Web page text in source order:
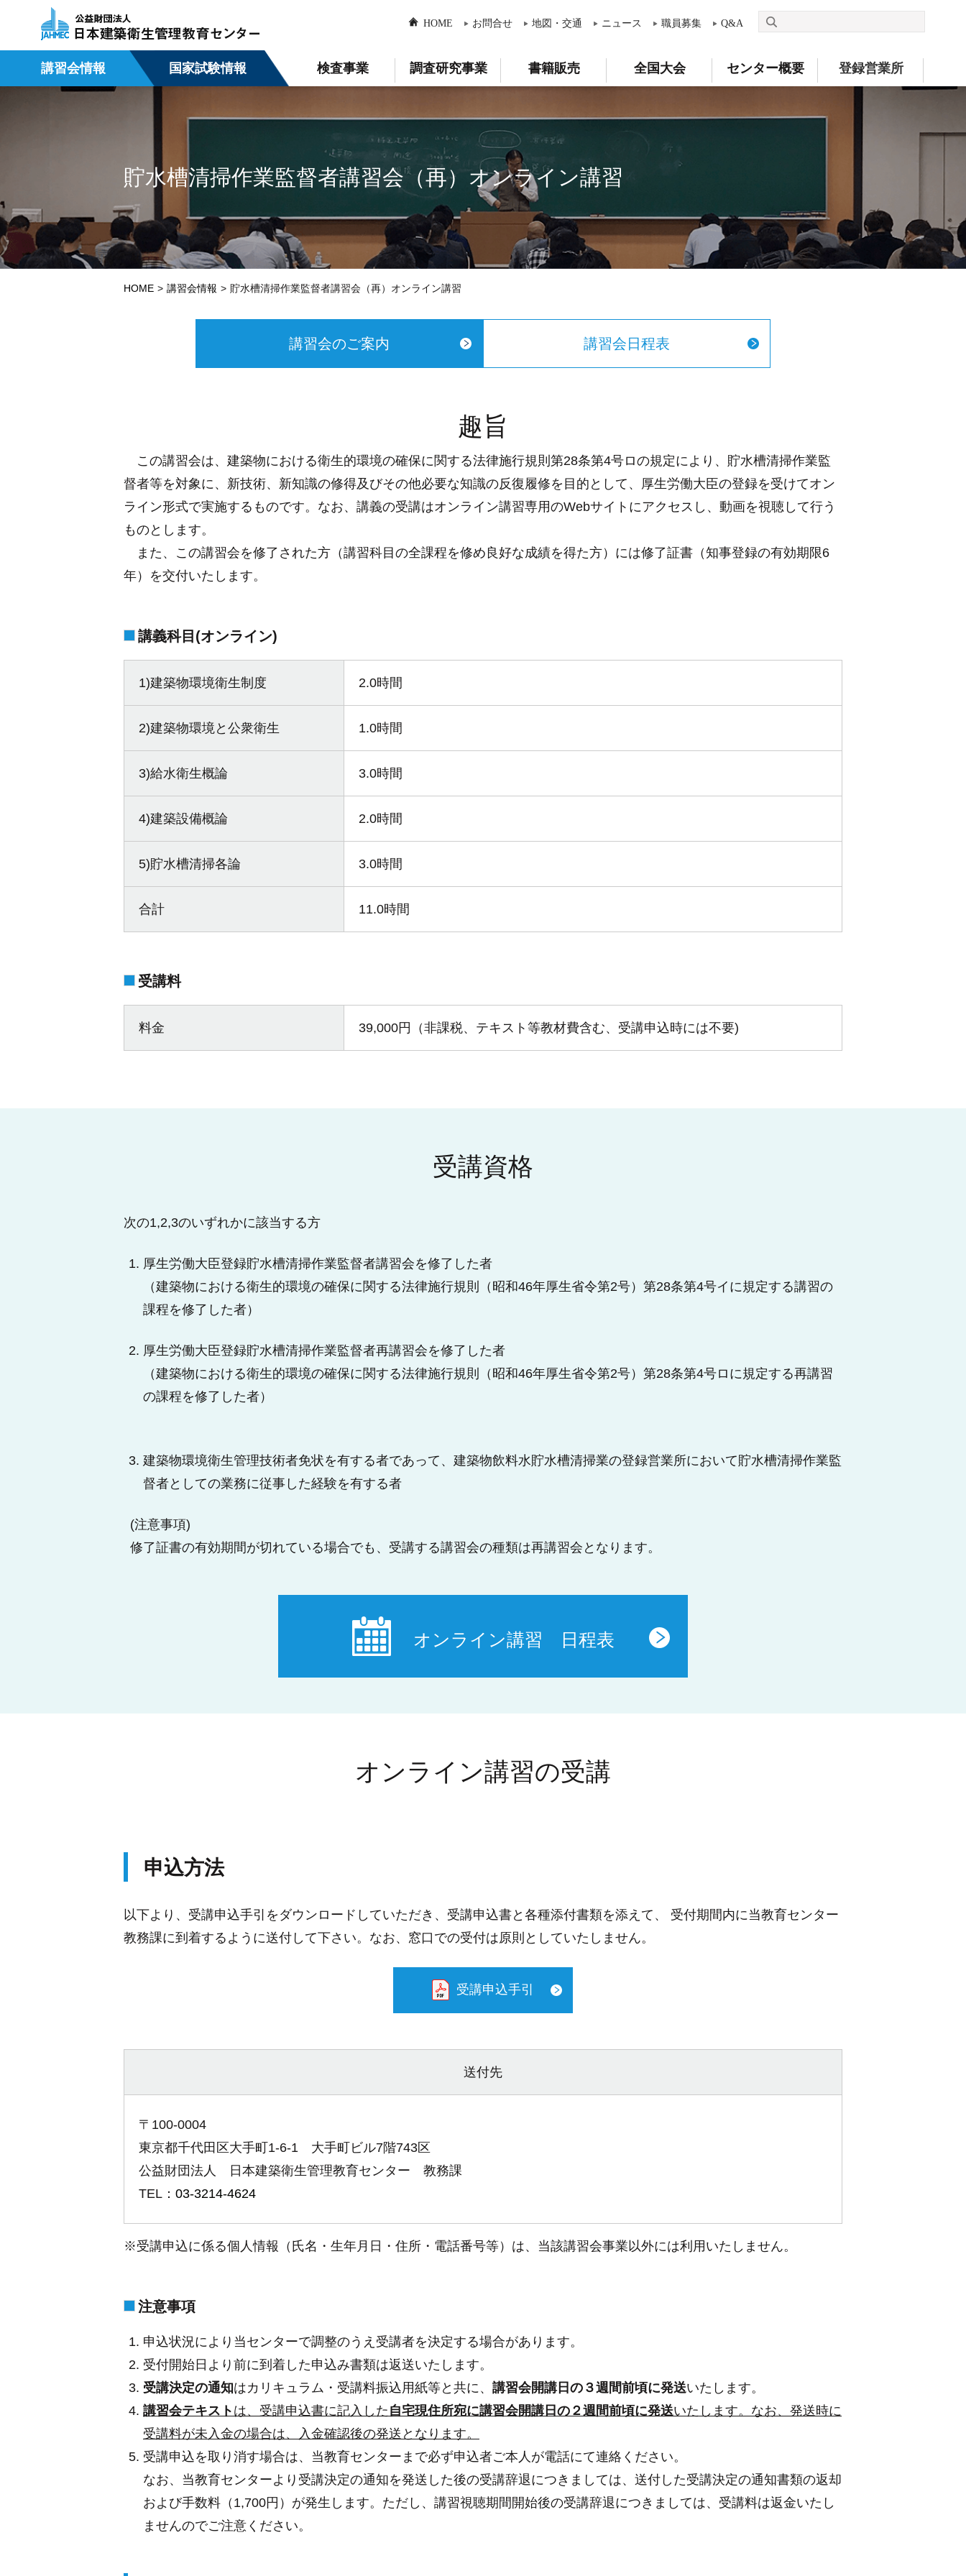
HOME お問合せ 地図・交通 ニュース 職員募集 Q&A
講習会情報 国家試験情報 検査事業 調査研究事業 書籍販売 全国大会 センター概要 登録営業所
貯水槽清掃作業監督者講習会（再）オンライン講習
HOME 講習会情報 貯水槽清掃作業監督者講習会（再）オンライン講習
講習会のご案内 講習会日程表
趣旨
この講習会は、建築物における衛生的環境の確保に関する法律施行規則第28条第4号ロの規定により、貯水槽清掃作業監
督者等を対象に、新技術、新知識の修得及びその他必要な知識の反復履修を目的として、厚生労働大臣の登録を受けてオン
ライン形式で実施するものです。なお、講義の受講はオンライン講習専用のWebサイトにアクセスし、動画を視聴して行う
ものとします。
また、この講習会を修了された方（講習科目の全課程を修め良好な成績を得た方）には修了証書（知事登録の有効期限6
年）を交付いたします。
講義科目(オンライン)
1)建築物環境衛生制度 2.0時間
2)建築物環境と公衆衛生 1.0時間
3)給水衛生概論 3.0時間
4)建築設備概論 2.0時間
5)貯水槽清掃各論 3.0時間
合計 11.0時間
受講料
料金 39,000円（非課税、テキスト等教材費含む、受講申込時には不要)
受講資格
次の1,2,3のいずれかに該当する方
厚生労働大臣登録貯水槽清掃作業監督者講習会を修了した者
（建築物における衛生的環境の確保に関する法律施行規則（昭和46年厚生省令第2号）第28条第4号イに規定する講習の
課程を修了した者）
厚生労働大臣登録貯水槽清掃作業監督者再講習会を修了した者
（建築物における衛生的環境の確保に関する法律施行規則（昭和46年厚生省令第2号）第28条第4号ロに規定する再講習
の課程を修了した者）
建築物環境衛生管理技術者免状を有する者であって、建築物飲料水貯水槽清掃業の登録営業所において貯水槽清掃作業監
督者としての業務に従事した経験を有する者
(注意事項)
修了証書の有効期間が切れている場合でも、受講する講習会の種類は再講習会となります。
オンライン講習 日程表
オンライン講習の受講
申込方法
以下より、受講申込手引をダウンロードしていただき、受講申込書と各種添付書類を添えて、 受付期間内に当教育センター
教務課に到着するように送付して下さい。なお、窓口での受付は原則としていたしません。
受講申込手引
送付先
〒100-0004
東京都千代田区大手町1-6-1 大手町ビル7階743区
公益財団法人
日本建築衛生管理教育センター 教務課
TEL： 03-3214-4624
※受講申込に係る個人情報（氏名・生年月日・住所・電話番号等）は、当該講習会事業以外には利用いたしません。
注意事項
申込状況により当センターで調整のうえ受講者を決定する場合があります。
受付開始日より前に到着した申込み書類は返送いたします。
受講決定の通知はカリキュラム・受講料振込用紙等と共に、 講習会開講日の３週間前頃に発送いたします。
講習会テキスト は、受講申込書に記入した 自宅現住所宛に講習会開講日の２週間前頃に発送いたします。なお、発送時に
受講料が未入金の場合は、入金確認後の発送となります。
受講申込を取り消す場合は、当教育センターまで必ず申込者ご本人が電話にて連絡ください。
なお、当教育センターより受講決定の通知を発送した後の受講辞退につきましては、送付した受講決定の通知書類の返却
および手数料（1,700円）が発生します。ただし、講習視聴期間開始後の受講辞退につきましては、受講料は返金いたし
ませんのでご注意ください。